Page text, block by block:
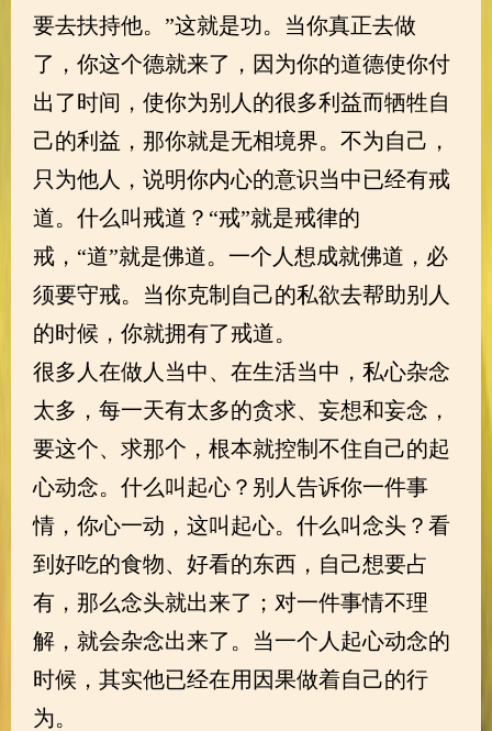
要去扶持他。”这就是功。当你真正去做
了，你这个德就来了，因为你的道德使你付
出了时间，使你为别人的很多利益而牺牲自
己的利益，那你就是无相境界。不为自己，
只为他人，说明你内心的意识当中已经有戒
道。什么叫戒道？“戒”就是戒律的
戒，“道”就是佛道。一个人想成就佛道，必
须要守戒。当你克制自己的私欲去帮助别人
的时候，你就拥有了戒道。
很多人在做人当中、在生活当中，私心杂念
太多，每一天有太多的贪求、妄想和妄念，
要这个、求那个，根本就控制不住自己的起
心动念。什么叫起心？别人告诉你一件事
情，你心一动，这叫起心。什么叫念头？看
到好吃的食物、好看的东西，自己想要占
有，那么念头就出来了；对一件事情不理
解，就会杂念出来了。当一个人起心动念的
时候，其实他已经在用因果做着自己的行
为。